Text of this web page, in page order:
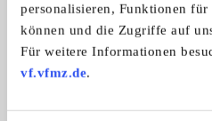
personalisieren, Funktionen
können und die Zugriffe auf
Für weitere Informationen
vf.vfmz.de.